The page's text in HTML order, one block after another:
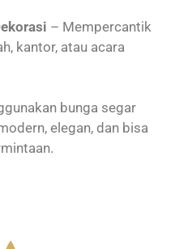
– Mempercantik
kantor, atau acara
bunga segar
elegan, dan bisa